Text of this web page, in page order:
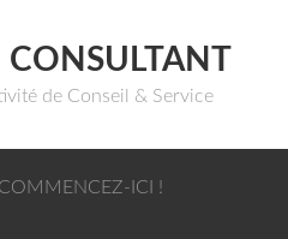
CONSULTANT
de Conseil & Service
COMMENCEZ-ICI !